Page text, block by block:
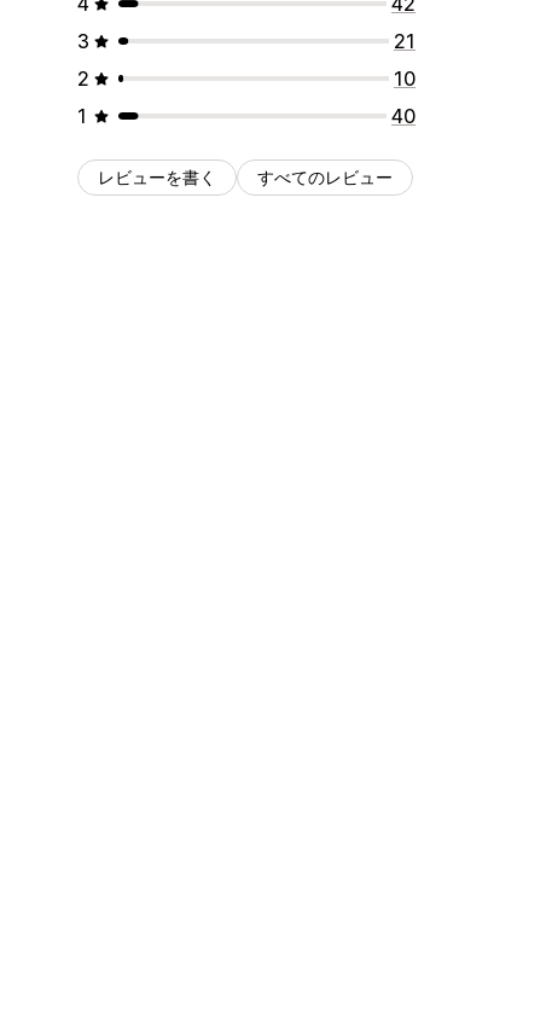
3
21
2
10
1
40
レビューを書く すべてのレビュー